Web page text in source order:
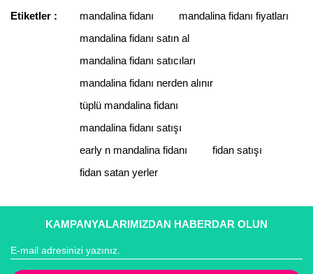
Etiketler : mandalina fidanı
mandalina fidanı fiyatları
mandalina fidanı satın al
mandalina fidanı satıcıları
mandalina fidanı nerden alınır
tüplü mandalina fidanı
mandalina fidanı satışı
early n mandalina fidanı
fidan satışı
fidan satan yerler
KAMPANYALARIMIZDAN HABERDAR OLUN